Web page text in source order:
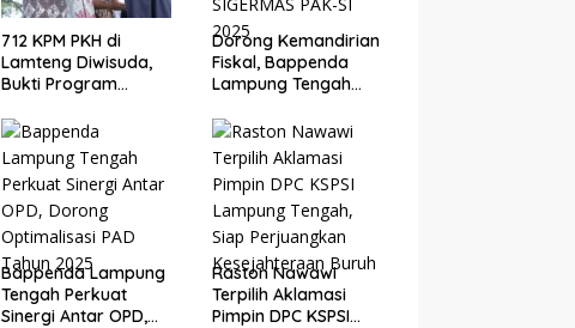
712 KPM PKH di
Lamteng Diwisuda,
Bukti Program
Ekonomi Warga
Dorong Kemandirian
Fiskal, Bappenda
Lampung Tengah
PAK-SI 2025
Bappenda Lampung
Tengah Perkuat
Sinergi Antar OPD,
Raston Nawawi
Terpilih Aklamasi
Pimpin DPC KSPSI